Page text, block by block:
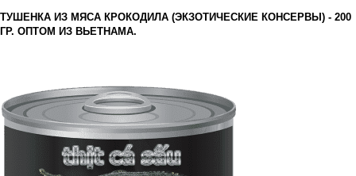
ТУШЕНКА ИЗ МЯСА КРОКОДИЛА (ЭКЗОТИЧЕСКИЕ КОНСЕРВЫ) - 200
ГР. ОПТОМ ИЗ ВЬЕТНАМА.